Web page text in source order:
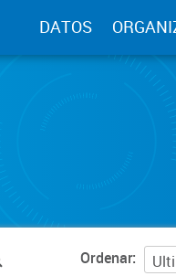
DATOS
Ordenar